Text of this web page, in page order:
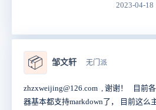
2023-04-
📦 邹文轩 无门派
zhzxweijing@126.com , 谢谢！ 目前
器基本都支持markdown了， 目前这么